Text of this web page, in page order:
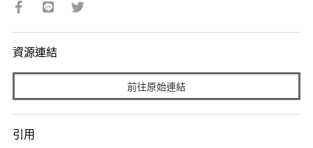
資源連結
前往原始連結
引用